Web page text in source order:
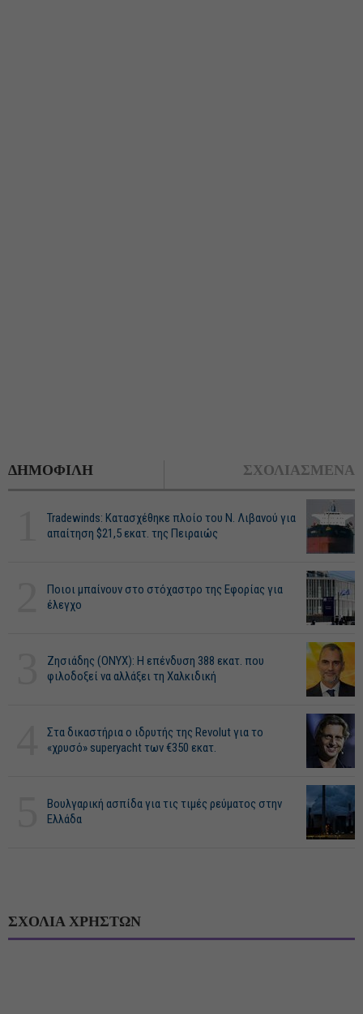
ΔΗΜΟΦΙΛΗ ΣΧΟΛΙΑΣΜΕΝΑ
Tradewinds: Κατασχέθηκε πλοίο του Ν. Λιβανού για
απαίτηση $21,5 εκατ. της Πειραιώς
Ποιοι μπαίνουν στο στόχαστρο της Εφορίας για
έλεγχο
Ζησιάδης (ONYX): Η επένδυση 388 εκατ. που
φιλοδοξεί να αλλάξει τη Χαλκιδική
Στα δικαστήρια ο ιδρυτής της Revolut για το
«χρυσό» superyacht των €350 εκατ.
Βουλγαρική ασπίδα για τις τιμές ρεύματος στην
Ελλάδα
ΣΧΟΛΙΑ ΧΡΗΣΤΩΝ